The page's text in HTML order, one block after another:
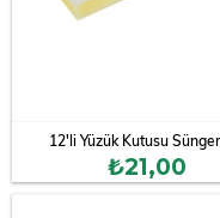
12'li Yüzük Kutusu
₺21,00